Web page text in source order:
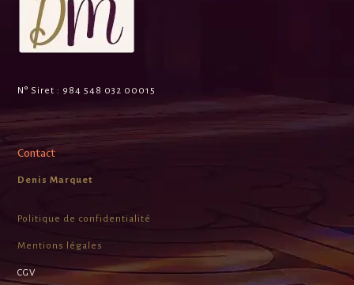
N° Siret : 984 548 032 00015
Contact
Denis Marquet
Politique de confidentialité
Mentions légales
CGV